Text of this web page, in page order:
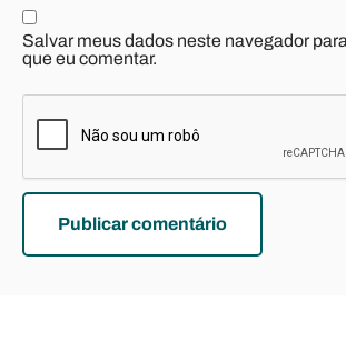
Salvar meus dados neste navegador
que eu comentar.